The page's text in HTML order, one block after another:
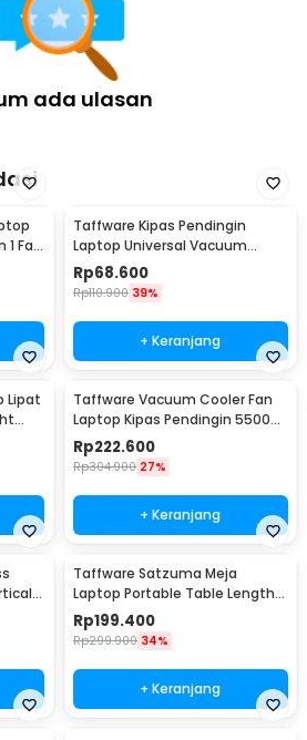
ada ulasan
1 Fan
Taffware Kipas Pendingin
Laptop Universal Vacuum
Cooler 3000RPM 2W 5V - ICE
FANIII
Rp68.600
Rp110.900 39%
+ Keranjang
Lipat
Taffware Vacuum Cooler Fan
Laptop Kipas Pendingin 5500
RPM 5V - LC06
Rp222.600
Rp304.900 27%
+ Keranjang
Taffware Satzuma Meja
Laptop Portable Table Length
42x26cm - Z19
Rp199.400
Rp299.900 34%
+ Keranjang